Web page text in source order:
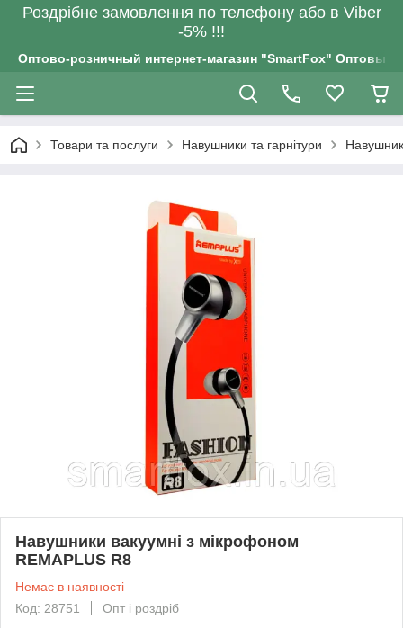
Роздрiбне замовлення по телефону або в Viber
-5% !!!
Оптово-розничный интернет-магазин "SmartFox" Оптовым
Товари та послуги Навушники та гарнітури
Навушники вакуумні з мікрофоном
REMAPLUS R8
Немає в наявності
Код: 28751
Опт і роздріб